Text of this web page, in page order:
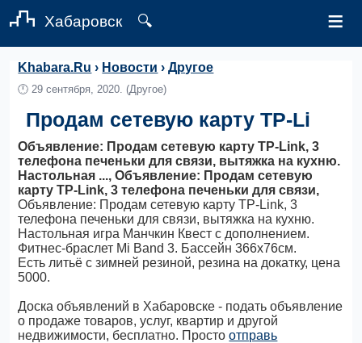
Хабаровск 🔍 ≡
Khabara.Ru › Новости ›Другое
🕛29 сентября, 2020. (Другое)
Продам сетевую карту TP-Li
Объявление: Продам сетевую карту TP-Link, 3
телефона печеньки для связи, вытяжка на кухню.
Настольная ..., Объявление: Продам сетевую
карту TP-Link, 3 телефона печеньки для связи,
Объявление: Продам сетевую карту TP-Link, 3
телефона печеньки для связи, вытяжка на кухню.
Настольная игра Манчкин Квест с дополнением.
Фитнес-браслет Mi Band 3. Бассейн 366х76см.
Есть литьё с зимней резиной, резина на докатку, цена
5000.
Доска объявлений в Хабаровске - подать объявление
о продаже товаров, услуг, квартир и другой
недвижимости, бесплатно. Простоотправь